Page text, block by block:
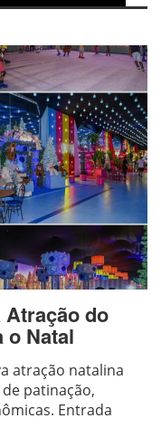
Atração do
o Natal
atração natalina
patinação,
Entrada